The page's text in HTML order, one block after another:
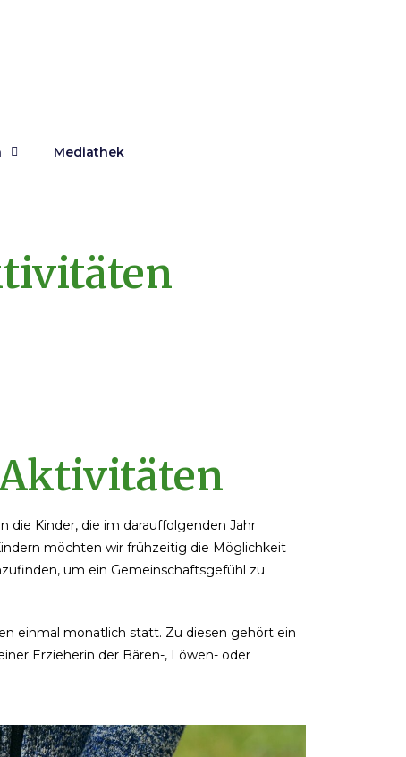
Mediathek
die Kinder, die im darauffolgenden Jahr
möchten wir frühzeitig die Möglichkeit
um ein Gemeinschaftsgefühl zu
einmal monatlich statt. Zu diesen gehört ein
Erzieherin der Bären-, Löwen- oder